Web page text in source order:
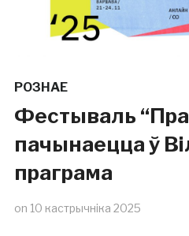
РОЗНАЕ
Фестываль
пачынаецца ў
праграма
on 10 кастрычніка 2025